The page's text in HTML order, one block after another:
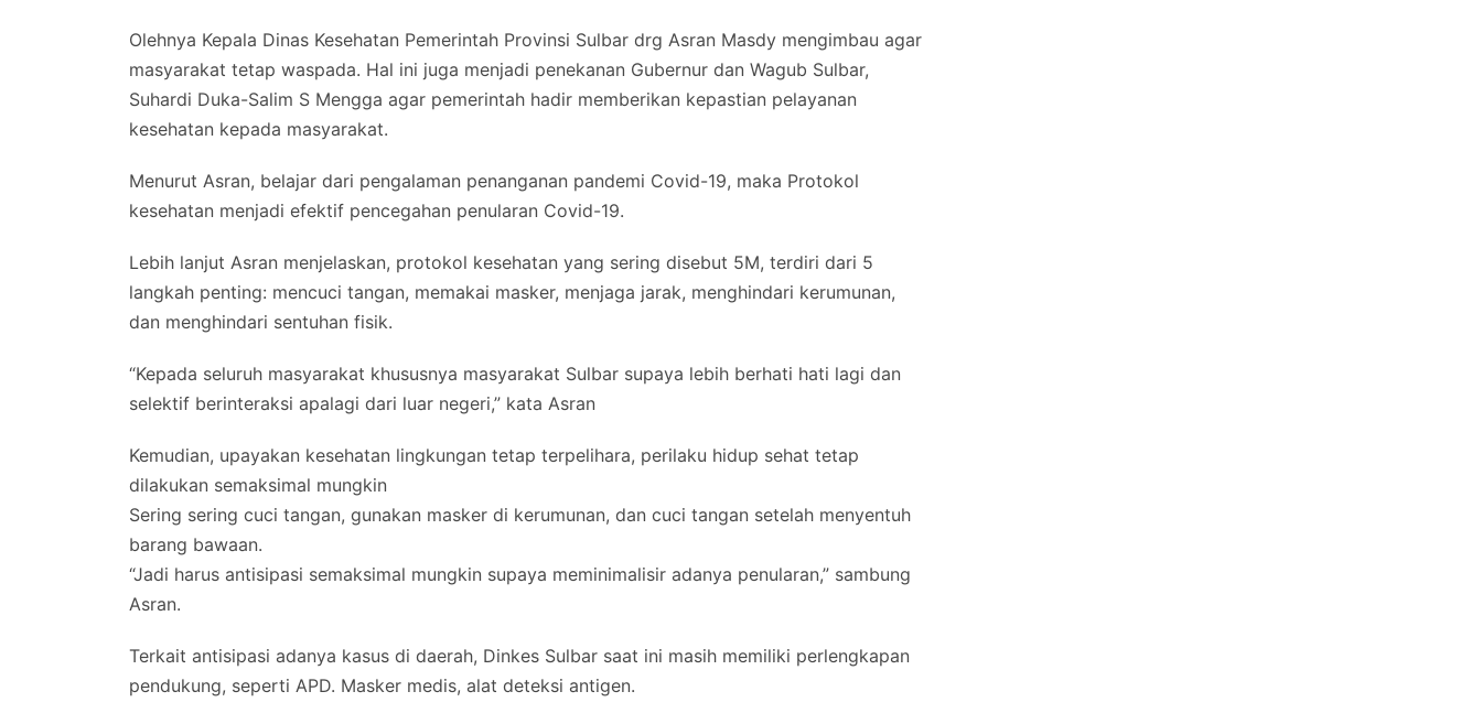
Olehnya Kepala Dinas Kesehatan Pemerintah Provinsi Sulbar drg Asran Masdy mengimbau agar
masyarakat tetap waspada. Hal ini juga menjadi penekanan Gubernur dan Wagub Sulbar,
Suhardi Duka-Salim S Mengga agar pemerintah hadir memberikan kepastian pelayanan
kesehatan kepada masyarakat.
Menurut Asran, belajar dari pengalaman penanganan pandemi Covid-19, maka Protokol
kesehatan menjadi efektif pencegahan penularan Covid-19.
Lebih lanjut Asran menjelaskan, protokol kesehatan yang sering disebut 5M, terdiri dari 5
langkah penting: mencuci tangan, memakai masker, menjaga jarak, menghindari kerumunan,
dan menghindari sentuhan fisik.
“Kepada seluruh masyarakat khususnya masyarakat Sulbar supaya lebih berhati hati lagi dan
selektif berinteraksi apalagi dari luar negeri,” kata Asran
Kemudian, upayakan kesehatan lingkungan tetap terpelihara, perilaku hidup sehat tetap
dilakukan semaksimal mungkin
Sering sering cuci tangan, gunakan masker di kerumunan, dan cuci tangan setelah menyentuh
barang bawaan.
“Jadi harus antisipasi semaksimal mungkin supaya meminimalisir adanya penularan,” sambung
Asran.
Terkait antisipasi adanya kasus di daerah, Dinkes Sulbar saat ini masih memiliki perlengkapan
pendukung, seperti APD. Masker medis, alat deteksi antigen.